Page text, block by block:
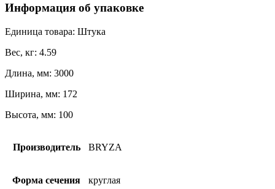
Информация об упаковке
Единица товара: Штука
Вес, кг: 4.59
Длина, мм: 3000
Ширина, мм: 172
Высота, мм: 100
Производитель BRYZA
Форма сечения круглая